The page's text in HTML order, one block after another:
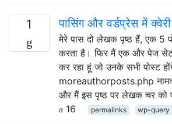
1 पासिंग और वर्डप्रेस में क्वेरी
मेरे पास दो लेखक पृष्ठ हैं, एक 5
करता है। फिर मैं एक और पेज
कर रहा हूं जो उनके सभी पोस्ट
moreauthorposts.php
और मैं इस पृष्ठ पर लेखक चर को
16
permalinks wp-query